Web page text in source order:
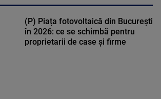
(P) Piața fotovoltaică din București
în 2026: ce se schimbă pentru
proprietarii de case și firme